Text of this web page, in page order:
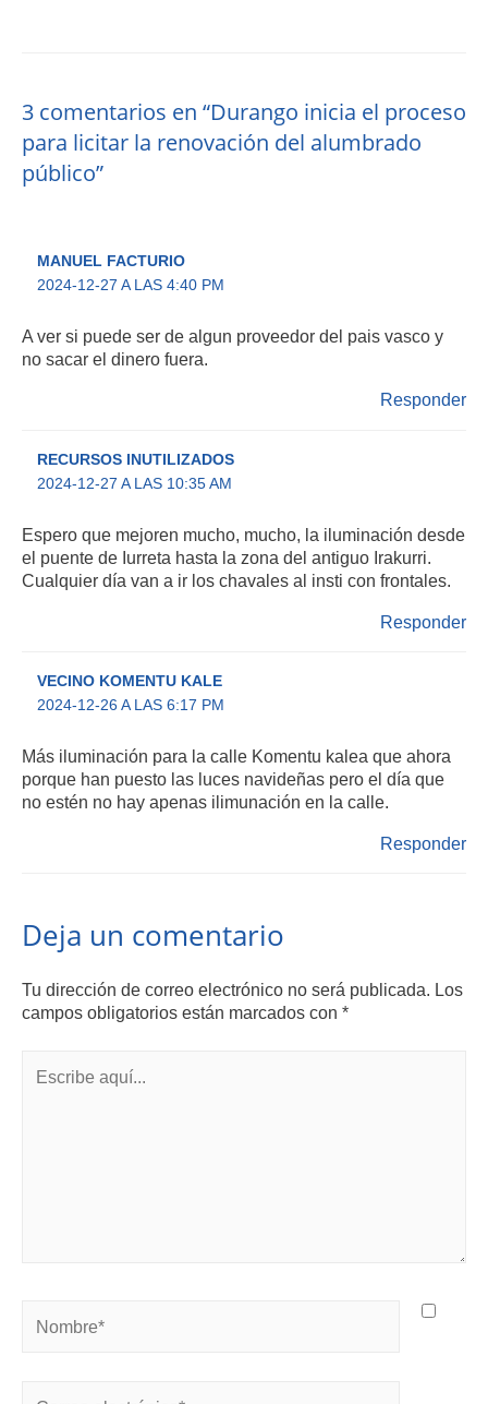
3 comentarios en “Durango inicia el proceso
para licitar la renovación del alumbrado
público”
MANUEL FACTURIO
2024-12-27 A LAS 4:40 PM
A ver si puede ser de algun proveedor del pais vasco y
no sacar el dinero fuera.
Responder
RECURSOS INUTILIZADOS
2024-12-27 A LAS 10:35 AM
Espero que mejoren mucho, mucho, la iluminación desde
el puente de Iurreta hasta la zona del antiguo Irakurri.
Cualquier día van a ir los chavales al insti con frontales.
Responder
VECINO KOMENTU KALE
2024-12-26 A LAS 6:17 PM
Más iluminación para la calle Komentu kalea que ahora
porque han puesto las luces navideñas pero el día que
no estén no hay apenas ilimunación en la calle.
Responder
Deja un comentario
Tu dirección de correo electrónico no será publicada. Los
campos obligatorios están marcados con *